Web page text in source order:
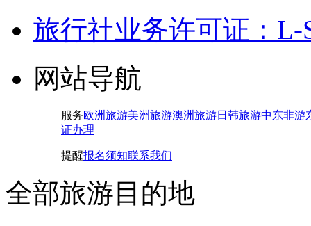
旅行社业务许可证：L-
网站导航
服务欧洲旅游美洲旅游澳洲旅游日韩旅游中东非游
证办理
提醒报名须知联系我们
全部旅游目的地